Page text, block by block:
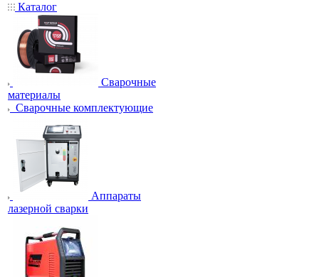
Каталог
Сварочные
материалы
Сварочные комплектующие
Аппараты
лазерной сварки